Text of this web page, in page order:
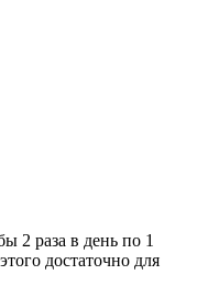
2 раза в день по 1
достаточно для